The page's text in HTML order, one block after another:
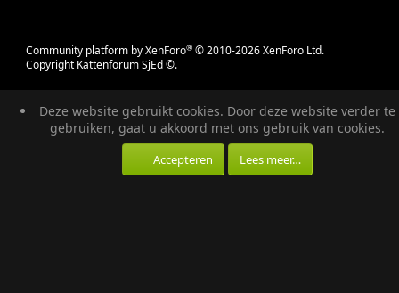
Community platform by XenForo® © 2010-2026 XenForo Ltd.
Copyright Kattenforum SjEd ©.
Deze website gebruikt cookies. Door deze website verder te
gebruiken, gaat u akkoord met ons gebruik van cookies.
Accepteren Lees meer…